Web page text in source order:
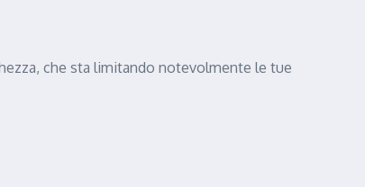
che sta limitando notevolmente le tue